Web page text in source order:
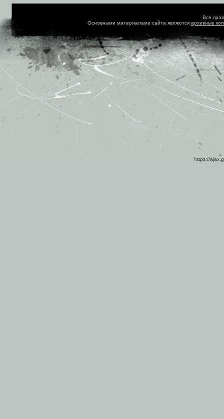
Все
Основными материалами сайта являются архивные
https://